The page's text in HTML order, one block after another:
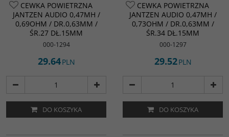
CEWKA POWIETRZNA
JANTZEN AUDIO 0,47MH /
0,69OHM / DR.0,63MM /
ŚR.27 DŁ.15MM
000-1294
29.64PLN
DO KOSZYKA
CEWKA POWIETRZNA
JANTZEN AUDIO 0,47MH /
0,73OHM / DR.0,63MM /
ŚR.34 DŁ.15MM
000-1297
29.52PLN
DO KOSZYKA